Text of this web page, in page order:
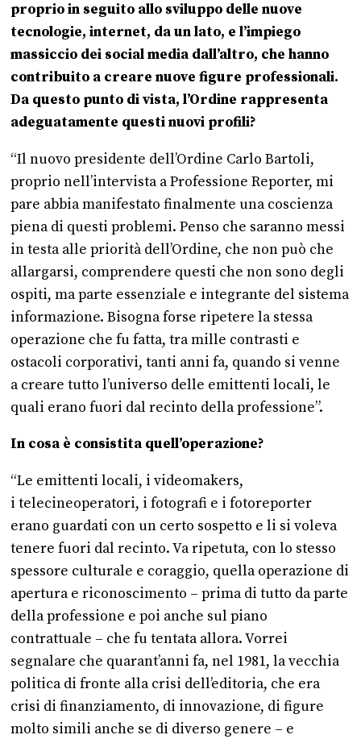
proprio in seguito allo sviluppo delle nuove
tecnologie, internet, da un lato, e l’impiego
massiccio dei social media dall’altro, che hanno
contribuito a creare nuove figure professionali.
Da questo punto di vista, l’Ordine rappresenta
adeguatamente questi nuovi profili?
“Il nuovo presidente dell’Ordine Carlo Bartoli,
proprio nell’intervista a Professione Reporter, mi
pare abbia manifestato finalmente una coscienza
piena di questi problemi. Penso che saranno messi
in testa alle priorità dell’Ordine, che non può che
allargarsi, comprendere questi che non sono degli
ospiti, ma parte essenziale e integrante del sistema
informazione. Bisogna forse ripetere la stessa
operazione che fu fatta, tra mille contrasti e
ostacoli corporativi, tanti anni fa, quando si venne
a creare tutto l’universo delle emittenti locali, le
quali erano fuori dal recinto della professione”.
In cosa è consistita quell’operazione?
“Le emittenti locali, i videomakers,
i telecineoperatori, i fotografi e i fotoreporter
erano guardati con un certo sospetto e li si voleva
tenere fuori dal recinto. Va ripetuta, con lo stesso
spessore culturale e coraggio, quella operazione di
apertura e riconoscimento – prima di tutto da parte
della professione e poi anche sul piano
contrattuale – che fu tentata allora. Vorrei
segnalare che quarant’anni fa, nel 1981, la vecchia
politica di fronte alla crisi dell’editoria, che era
crisi di finanziamento, di innovazione, di figure
molto simili anche se di diverso genere – e